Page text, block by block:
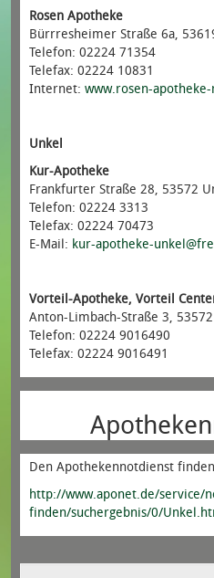
Rosen Apotheke
Bürrresheimer Straße 6a,
Telefon: 02224 71354
Telefax: 02224 10831
Internet: www.rosen-
Unkel
Kur-Apotheke
Frankfurter Straße 28, 53572
Telefon: 02224 3313
Telefax: 02224 70473
E-Mail: kur-apotheke-
Vorteil-Apotheke, Vorteil
Anton-Limbach-Straße 3,
Telefon: 02224 9016490
Telefax: 02224 9016491
Den Apothekennotdienst
http://www.aponet.de/service/
finden/suchergebnis/0/